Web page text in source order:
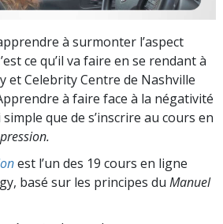
à surmonter l’aspect
ce qu’il va faire en se rendant à
et Celebrity Centre de Nashville
à faire face à la négativité
que de s’inscrire au cours en
est l’un des 19 cours en ligne
basé sur les principes du Manuel